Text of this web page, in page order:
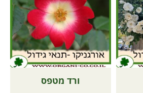
ורד מטפס